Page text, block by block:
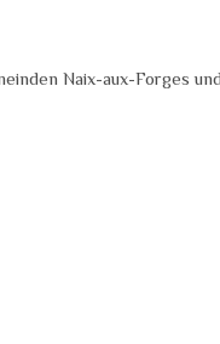
Naix-aux-Forges